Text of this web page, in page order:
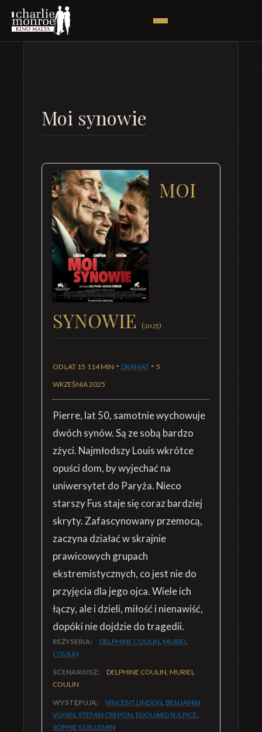
Moi synowie
MOI
SYNOWIE (2025)
OD LAT 15 114 MIN - DRAMAT - 5
WRZEŚNIA 2025
Pierre, lat 50, samotnie wychowuje
dwóch synów. Są ze sobą bardzo
zżyci. Najmłodszy Louis wkrótce
opuści dom, by wyjechać na
uniwersytet do Paryża. Nieco
starszy Fus staje się coraz bardziej
skryty. Zafascynowany przemocą,
zaczyna działać w skrajnie
prawicowych grupach
ekstremistycznych, co jest nie do
przyjęcia dla jego ojca. Wiele ich
łączy, ale i dzieli, miłość i nienawiść,
dopóki nie dojdzie do tragedii.
REŻYSERIA: DELPHINE COULIN, MURIEL
COULIN
SCENARIUSZ:
DELPHINE COULIN, MURIEL
COULIN
WYSTĘPUJĄ: VINCENT LINDON, BENJAMIN
VOISIN, STEFAN CREPON, EDOUARD SULPICE,
SOPHIE GUILLEMIN